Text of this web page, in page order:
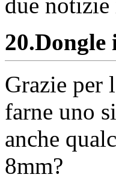
20.Dongle
Grazie per
farne uno
anche
8mm?